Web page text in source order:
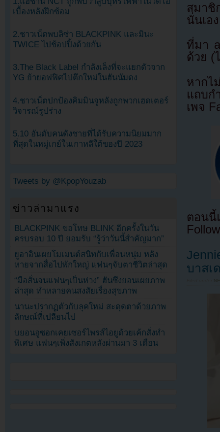
สมาชิ
นั่นเอง
ที่มา
ด้วย (
หากไ
แถบก
เพจ
ตอนนี้
บาสเ
เบื้องหลังฝึกซ้อม
2.ชาวเน็ตพบลิซ่า BLACKPINK และมินะ
TWICE ไปช้อปปิ้งด้วยกัน
3.The Black Label กำลังเล็งที่จะแยกตัวจาก
YG ย้ายอฟฟิศไปตึกใหม่ในฮันนัมดง
4.ชาวเน็ตปกป้องคิมมินจูหลังถูกพวกเฮดเตอร์
วิจารณ์รูปร่าง
5.10 อันดับคนดังชายที่ได้รับความนิยมมาก
ที่สุดในหมู่เกย์ในเกาหลีใต้ของปี 2023
Tweets by @KpopYouzab
ข่าวล่ามาแรง
BLACKPINK ขอโทษ BLINK อีกครั้งในวัน
ครบรอบ 10 ปี ยอมรับ “รู้ว่าวันนี้สำคัญมาก”
ยูอาอินเผยโมเมนต์สนิทกับเพื่อนหนุ่ม หลัง
หายจากสื่อไปพักใหญ่ แฟนๆจับตาชีวิตล่าสุด
“มือสั่นจนแฟนๆเป็นห่วง” ฮันซึงยอนเผยภาพ
ล่าสุด ทำหลายคนสงสัยเรื่องสุขภาพ
นานะปรากฏตัวกับลุคใหม่ สะดุดตาด้วยภาพ
ลักษณ์ที่เปลี่ยนไป
บยอนอูซอกเคยเซอร์ไพรส์ไอยูด้วยเค้กสั่งทำ
พิเศษ แฟนๆเพิ่งสังเกตหลังผ่านมา 3 เดือน